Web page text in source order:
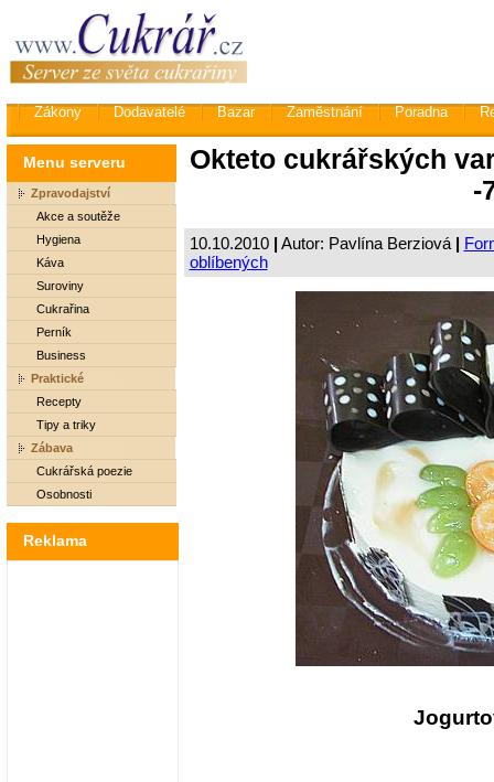
Zákony Dodavatelé Bazar Zaměstnání Poradna
Menu serveru
Zpravodajství
Akce a soutěže
Hygiena
Káva
Suroviny
Cukrařina
Perník
Business
Praktické
Recepty
Tipy a triky
Zábava
Cukrářská poezie
Osobnosti
Reklama
Okteto cukrářských
-
10.10.2010 | Autor: Pavlína Berziová |
oblíbených